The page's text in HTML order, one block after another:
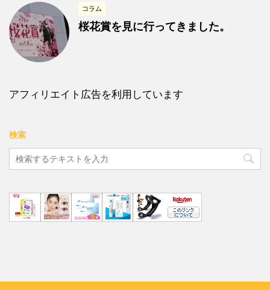
コラム
桜花賞を見に行ってきました。
アフィリエイト広告を利用しています
検索